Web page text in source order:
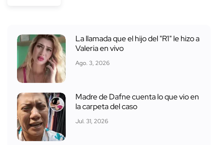
La llamada que el hijo del "R1" le hizo a
Valeria en vivo
Ago. 3, 2026
Madre de Dafne cuenta lo que vio en
la carpeta del caso
Jul. 31, 2026